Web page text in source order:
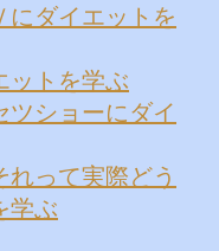
にダイエットを
ットを学ぶ
ショーにダイ
って実際どう
学ぶ